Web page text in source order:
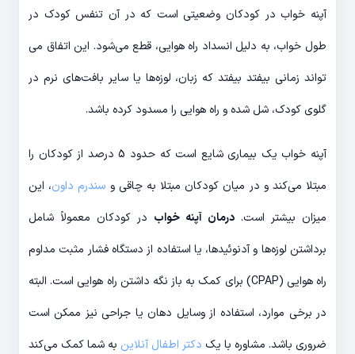
آپنه خواب در کودکان وضعیتی است که در آن تنفس کودک در
طول خواب، به دلیل انسداد راه هوایی، قطع می‌شود. این اتفاق می
تواند زمانی بیفتد بیفتد که زبان، لوزه‌ها یا سایر بافت‌های نرم در
گلوی کودک، شل شده و راه هوایی را مسدود کرده باشد.
آپنه خواب یک بیماری شایع است که حدود 5 درصد از کودکان را
مبتلا می‌کند و در میان کودکان مبتلا به چاقی و سندرم داون، این
میزان بیشتر است. درمان آپنه خواب در کودکان معمولاً شامل
برداشتن لوزه‌ها و آدنوئیدها، یا استفاده از دستگاه فشار مثبت مداوم
راه هوایی (CPAP) برای کمک به باز نگه داشتن راه هوایی است. البته
در برخی موارد، استفاده از وسایل دهان یا جراحی نیز ممکن است
ضروری باشد. مشاوره با یک دکتر اطفال آنلاین به شما کمک می‌کند